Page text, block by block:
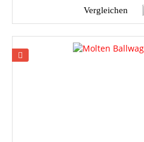
Vergleichen